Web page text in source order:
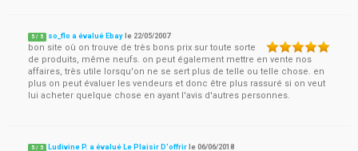
5 / 5 so_flo a évalué Ebay le 22/05/2007
bon site où on trouve de très bons prix sur toute sorte
de produits, même neufs. on peut également mettre en vente nos
affaires, très utile lorsqu'on ne se sert plus de telle ou telle chose. en
plus on peut évaluer les vendeurs et donc être plus rassuré si on veut
lui acheter quelque chose en ayant l'avis d'autres personnes.
5 / 5 Ludivine P. a évalué Le Plaisir D'offrir le06/06/2018